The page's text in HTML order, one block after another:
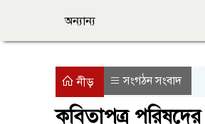
অন্যান্য
নীড় সংগঠন সংবাদ
কবিতাপত্র